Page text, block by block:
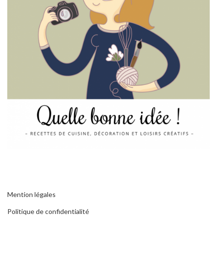
Mention légales
Politique de confidentialité